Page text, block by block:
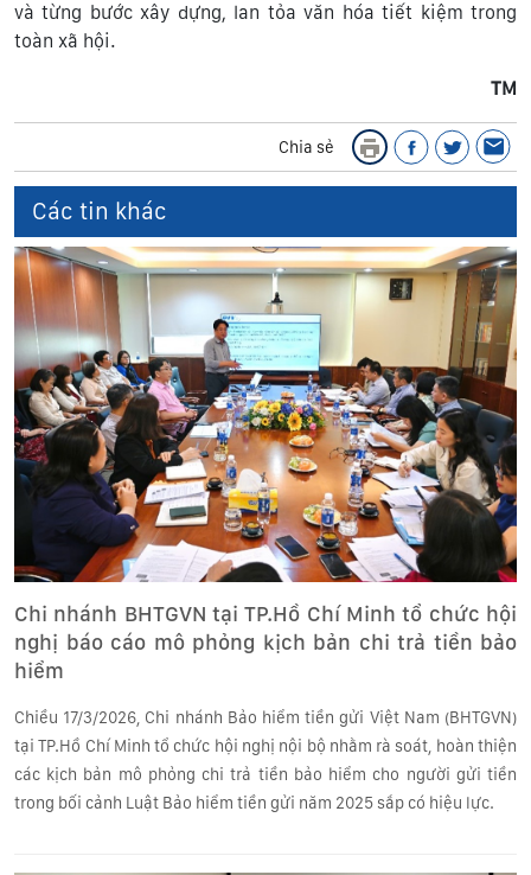
và từng bước xây dựng, lan tỏa văn hóa tiết kiệm trong
toàn xã hội.
TM
Chia sẻ
Các tin khác
Chi nhánh BHTGVN tại TP.Hồ Chí Minh tổ chức hội
nghị báo cáo mô phỏng kịch bản chi trả tiền bảo
hiểm
Chiều 17/3/2026, Chi nhánh Bảo hiểm tiền gửi Việt Nam (BHTGVN)
tại TP.Hồ Chí Minh tổ chức hội nghị nội bộ nhằm rà soát, hoàn thiện
các kịch bản mô phỏng chi trả tiền bảo hiểm cho người gửi tiền
trong bối cảnh Luật Bảo hiểm tiền gửi năm 2025 sắp có hiệu lực.